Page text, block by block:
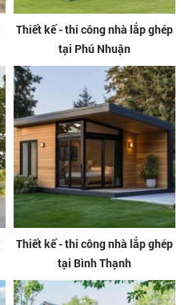
Thiết kế - thi công nhà lắp ghép
tại Phú Nhuận
Thiết kế - thi công nhà lắp ghép
tại Bình Thạnh